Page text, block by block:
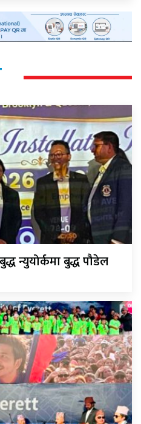
न्युयोर्कमा बुद्ध पौडेल